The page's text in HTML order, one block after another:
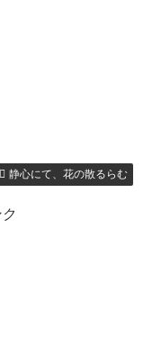
静心にて、花の散るらむ